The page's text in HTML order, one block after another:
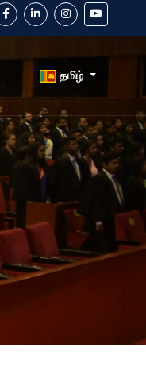
தமிழ்